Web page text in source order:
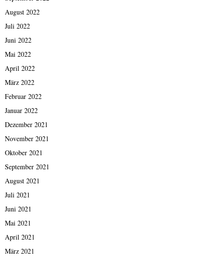
August 2022
Juli 2022
Juni 2022
Mai 2022
April 2022
März 2022
Februar 2022
Januar 2022
Dezember 2021
November 2021
Oktober 2021
September 2021
August 2021
Juli 2021
Juni 2021
Mai 2021
April 2021
März 2021